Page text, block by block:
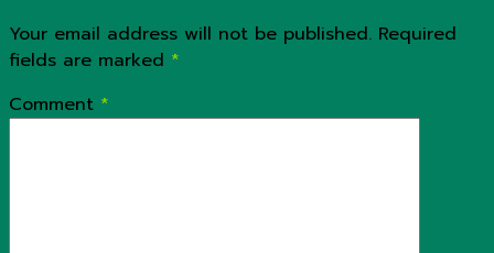
Your email address will not be published. Required
fields are marked *
Comment *